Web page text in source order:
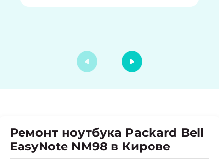
Ремонт ноутбука Packard Bell
EasyNote NM98 в Кирове